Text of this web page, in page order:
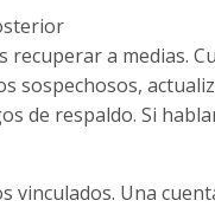
recuperar a medias.
sospechosos,
de respaldo. Si
vinculados. Una